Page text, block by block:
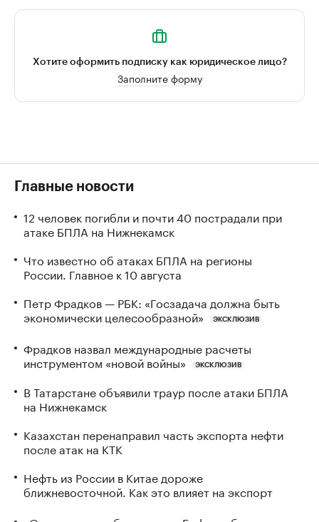
Хотите оформить подписку как юридическое лицо?
Заполните форму
Главные новости
12 человек погибли и почти 40 пострадали при
атаке БПЛА на Нижнекамск
Что известно об атаках БПЛА на регионы
России. Главное к 10 августа
Петр Фрадков — РБК: «Госзадача должна быть
экономически целесообразной»
ЭКСКЛЮЗИВ
Фрадков назвал международные расчеты
инструментом «новой войны»
ЭКСКЛЮЗИВ
В Татарстане объявили траур после атаки БПЛА
на Нижнекамск
Казахстан перенаправил часть экспорта нефти
после атак на КТК
Нефть из России в Китае дороже
ближневосточной. Как это влияет на экспорт